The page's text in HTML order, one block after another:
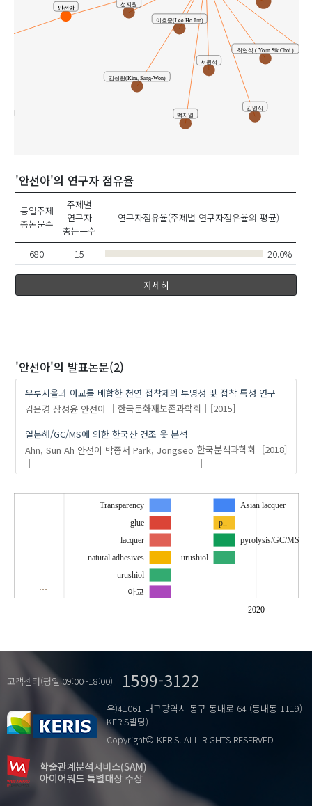
김성원(Kim, Sung-Won)
김영식
백지열
서원석
선지원
이호준(Lee Ho Jun)
최연식 ( Youn Sik Choi )
안선아
'안선아'의 연구자 점유율
동일주제
총논문수
주제별
연구자
총논문수
연구자점유율(주제별 연구자점유율의 평균)
680 15 20.0%
자세히
'안선아'의 발표논문(2)
우루시올과 아교를 배합한 천연 접착제의 투명성 및 접착 특성 연구
김은경 장성윤 안선아 한국문화재보존과학회
[2015]
열분해/GC/MS에 의한 한국산 건조 옻 분석
Ahn, Sun Ah 안선아 박종서 Park, Jongseo 한국분석과학회 [2018]
2020
…
Asian lacquer
Transparency
glue
lacquer
natural adhesives
p..
pyrolysis/GC/MS
urushiol
urushiol
아교
고객센터(평일:09:00~18:00) 1599-3122
우)41061 대구광역시 동구 동내로 64 (동내동 1119)
KERIS빌딩)
Copyright© KERIS. ALL RIGHTS RESERVED